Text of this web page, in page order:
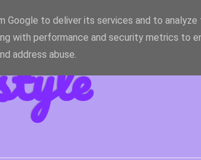
Google to deliver its services and to analyze
with performance and security metrics to
address abuse.